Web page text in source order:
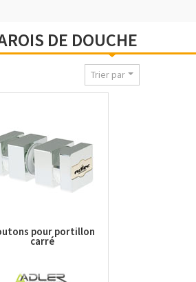
DE DOUCHE
Trier par
pour portillon
carré